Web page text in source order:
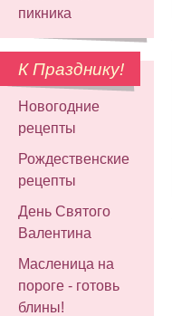
пикника
К Празднику!
Новогодние
рецепты
Рождественские
рецепты
День Святого
Валентина
Масленица на
пороге - готовь
блины!